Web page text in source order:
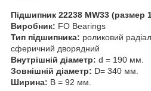
Підшипник 22238 MW33 (размер
Виробник: FO Bearings
Тип підшипника: роликовий
сферичний дворядний
Внутрішній діаметр: d = 190 мм.
Зовнішній діаметр: D= 340 мм.
Ширина: B = 92 мм.